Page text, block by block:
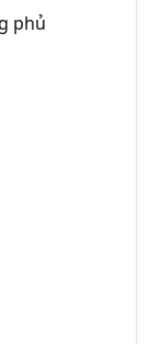
phủ